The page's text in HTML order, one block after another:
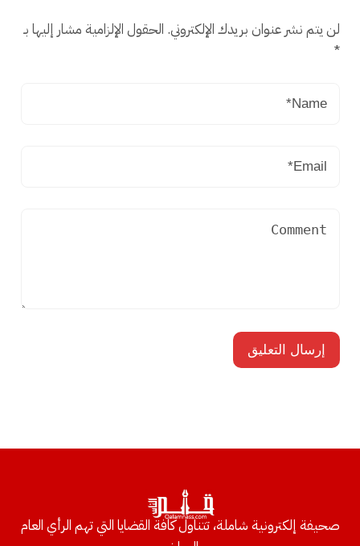
لن يتم نشر عنوان بريدك الإلكتروني. الحقول الإلزامية مشار إليها بـ
*
صحيفة إلكترونية شاملة، تتناول كافة القضايا التي تهم الرأي العام